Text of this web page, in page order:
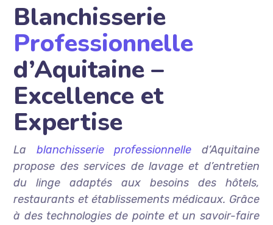
Blanchisserie
Professionnelle
d’Aquitaine –
Excellence et
Expertise
La blanchisserie professionnelle d’Aquitaine
propose des services de lavage et d’entretien
du linge adaptés aux besoins des hôtels,
restaurants et établissements médicaux. Grâce
à des technologies de pointe et un savoir-faire